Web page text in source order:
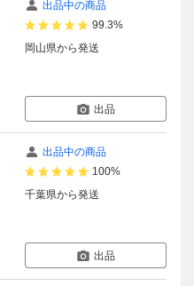
出品中の商品
99.3%
岡山県から発送
出品
出品中の商品
100%
千葉県から発送
出品